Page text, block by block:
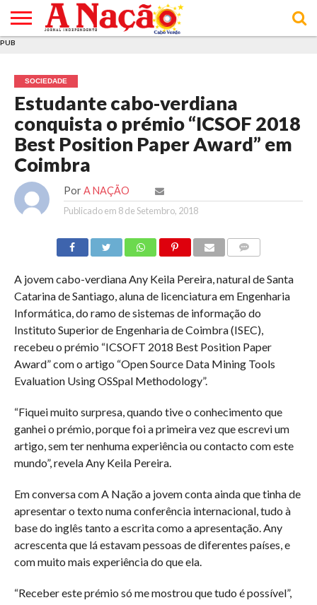
E DE
COOKIES
DE
UTILIZAÇÃO
PUB
SOCIEDADE
Estudante cabo-verdiana
conquista o prémio “ICSOF 2018
Best Position Paper Award” em
Coimbra
Por A NAÇÃO
Publicado em 8 de Setembro, 2018
A jovem cabo-verdiana Any Keila Pereira, natural de Santa
Catarina de Santiago, aluna de licenciatura em Engenharia
Informática, do ramo de sistemas de informação do
Instituto Superior de Engenharia de Coimbra (ISEC),
recebeu o prémio “ICSOFT 2018 Best Position Paper
Award” com o artigo “Open Source Data Mining Tools
Evaluation Using OSSpal Methodology”.
“Fiquei muito surpresa, quando tive o conhecimento que
ganhei o prémio, porque foi a primeira vez que escrevi um
artigo, sem ter nenhuma experiência ou contacto com este
mundo”, revela Any Keila Pereira.
Em conversa com A Nação a jovem conta ainda que tinha de
apresentar o texto numa conferência internacional, tudo à
base do inglês tanto a escrita como a apresentação. Any
acrescenta que lá estavam pessoas de diferentes países, e
com muito mais experiência do que ela.
“Receber este prémio só me mostrou que tudo é possível”,